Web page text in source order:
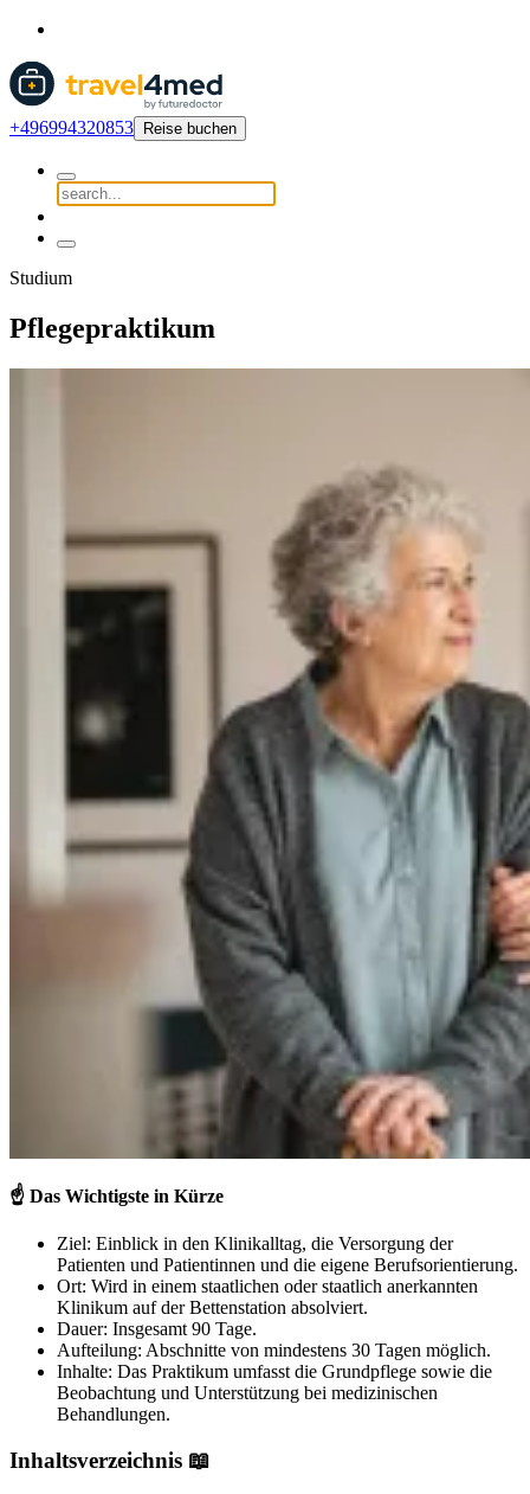
+496994320853 Reise buchen
Studium
Pflegepraktikum
☝️ Das Wichtigste in Kürze
Ziel: Einblick in den Klinikalltag, die Versorgung der
Patienten und Patientinnen und die eigene Berufsorientierung.
Ort: Wird in einem staatlichen oder staatlich anerkannten
Klinikum auf der Bettenstation absolviert.
Dauer: Insgesamt 90 Tage.
Aufteilung: Abschnitte von mindestens 30 Tagen möglich.
Inhalte: Das Praktikum umfasst die Grundpflege sowie die
Beobachtung und Unterstützung bei medizinischen
Behandlungen.
Inhaltsverzeichnis 📖